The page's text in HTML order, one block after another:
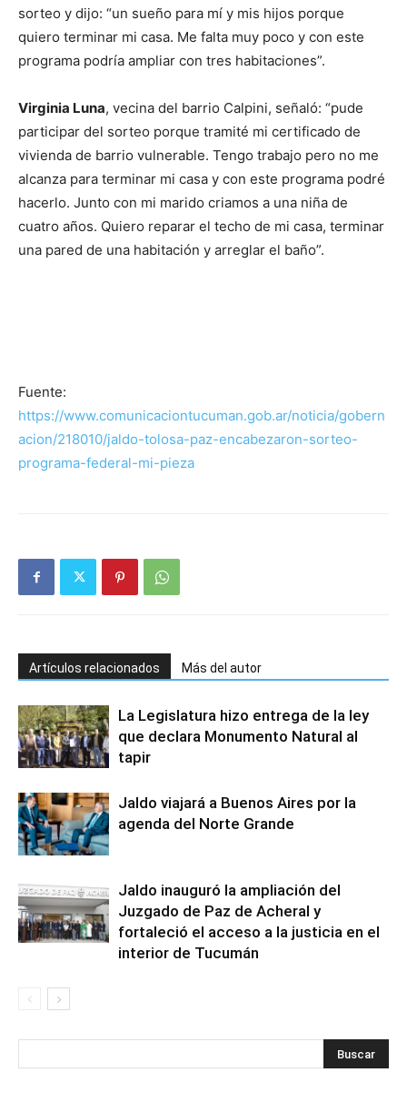
sorteo y dijo: “un sueño para mí y mis hijos porque
quiero terminar mi casa. Me falta muy poco y con este
programa podría ampliar con tres habitaciones”.
Virginia Luna, vecina del barrio Calpini, señaló: “pude
participar del sorteo porque tramité mi certificado de
vivienda de barrio vulnerable. Tengo trabajo pero no me
alcanza para terminar mi casa y con este programa podré
hacerlo. Junto con mi marido criamos a una niña de
cuatro años. Quiero reparar el techo de mi casa, terminar
una pared de una habitación y arreglar el baño”.
Fuente:
https://www.comunicaciontucuman.gob.ar/noticia/gobern
acion/218010/jaldo-tolosa-paz-encabezaron-sorteo-
programa-federal-mi-pieza
Artículos relacionados Más del autor
La Legislatura hizo entrega de la ley
que declara Monumento Natural al
tapir
Jaldo viajará a Buenos Aires por la
agenda del Norte Grande
Jaldo inauguró la ampliación del
Juzgado de Paz de Acheral y
fortaleció el acceso a la justicia en el
interior de Tucumán